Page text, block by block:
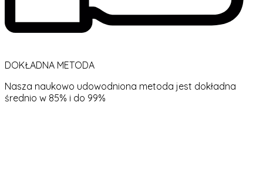
DOKŁADNA METODA
Nasza naukowo udowodniona metoda jest dokładna
średnio w 85% i do 99%